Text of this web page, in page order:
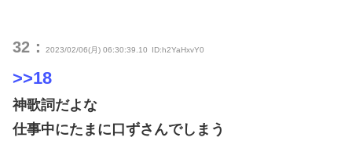
32： 2023/02/06(月) 06:30:39.10 ID:h2YaHxvY0
>>18
神歌詞だよな
仕事中にたまに口ずさんでしまう